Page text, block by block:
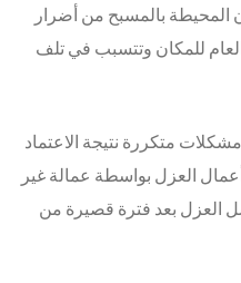
المحيطة بالمسبح من أضرار
للمكان وتتسبب في تلف
متكررة نتيجة الاعتماد
العزل بواسطة عمالة غير
العزل بعد فترة قصيرة من